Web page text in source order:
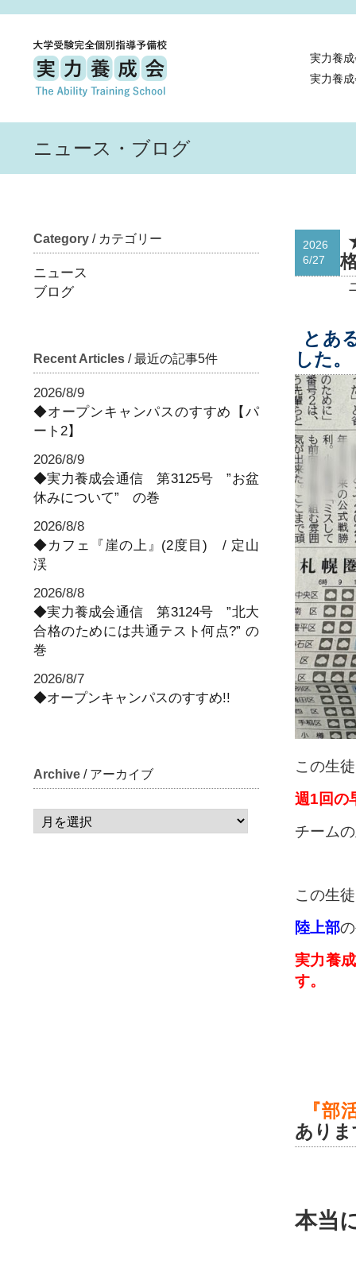
実力養
実力養
ニュース・ブログ
Category / カテゴリー
ニュース
ブログ
Recent Articles / 最近の記事5件
2026/8/9
◆オープンキャンパスのすすめ【パ
ート2】
2026/8/9
◆実力養成会通信 第3125号 ”お盆
休みについて” の巻
2026/8/8
◆カフェ『崖の上』(2度目) / 定山
渓
2026/8/8
◆実力養成会通信 第3124号 ”北大
合格のためには共通テスト何点?” の
巻
2026/8/7
◆オープンキャンパスのすすめ!!
Archive / アーカイブ
2026
6/27
とあ
した。
この生
週1回の
チーム
この生
陸上部
実力養
す。
『
あり
本当